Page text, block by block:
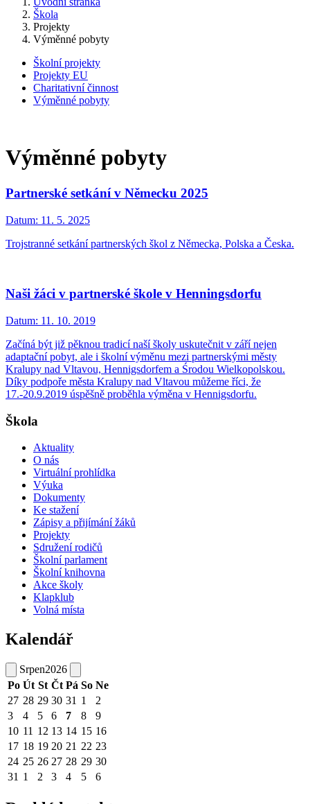
Škola
Projekty
Výměnné pobyty
Školní projekty
Projekty EU
Charitativní činnost
Výměnné pobyty
Výměnné pobyty
Partnerské setkání v Německu 2025
Datum: 11. 5. 2025
Trojstranné setkání partnerských škol z Německa, Polska a Česka.
Naši žáci v partnerské škole v Henningsdorfu
Datum: 11. 10. 2019
Začíná být již pěknou tradicí naší školy uskutečnit v září nejen
adaptační pobyt, ale i školní výměnu mezi partnerskými městy
Kralupy nad Vltavou, Hennigsdorfem a Środou Wielkopolskou.
Díky podpoře města Kralupy nad Vltavou můžeme říci, že
17.-20.9.2019 úspěšně proběhla výměna v Hennigsdorfu.
Škola
Aktuality
O nás
Virtuální prohlídka
Výuka
Dokumenty
Ke stažení
Zápisy a přijímání žáků
Projekty
Sdružení rodičů
Školní parlament
Školní knihovna
Akce školy
Klapklub
Volná místa
Kalendář
Srpen2026
Po Út St Čt Pá So Ne
27 28 29 30 31 1
2
3
4 5 6 7 8
9
10 11 12 13 14 15 16
17 18 19 20 21 22 23
24 25 26 27 28 29 30
31 1 2 3 4 5 6